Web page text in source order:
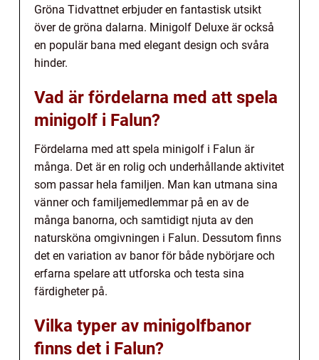
Gröna Tidvattnet erbjuder en fantastisk utsikt
över de gröna dalarna. Minigolf Deluxe är också
en populär bana med elegant design och svåra
hinder.
Vad är fördelarna med att spela
minigolf i Falun?
Fördelarna med att spela minigolf i Falun är
många. Det är en rolig och underhållande aktivitet
som passar hela familjen. Man kan utmana sina
vänner och familjemedlemmar på en av de
många banorna, och samtidigt njuta av den
natursköna omgivningen i Falun. Dessutom finns
det en variation av banor för både nybörjare och
erfarna spelare att utforska och testa sina
färdigheter på.
Vilka typer av minigolfbanor
finns det i Falun?